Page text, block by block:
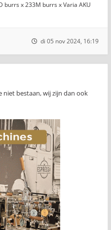
burrs x 233M burrs x Varia AKU
di 05 nov 2024, 16:19
niet bestaan, wij zijn dan ook